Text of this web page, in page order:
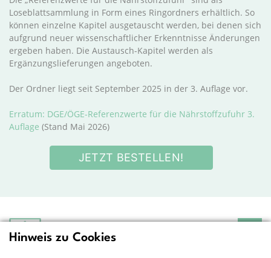
Loseblattsammlung in Form eines Ringordners erhältlich. So
können einzelne Kapitel ausgetauscht werden, bei denen sich
aufgrund neuer wissenschaftlicher Erkenntnisse Änderungen
ergeben haben. Die Austausch-Kapitel werden als
Ergänzungslieferungen angeboten.
Der Ordner liegt seit September 2025 in der 3. Auflage vor.
Erratum: DGE/ÖGE-Referenzwerte für die Nährstoffzufuhr 3.
Auflage (Stand Mai 2026)
JETZT BESTELLEN!
Deutsche Gesellschaft
Hinweis zu Cookies